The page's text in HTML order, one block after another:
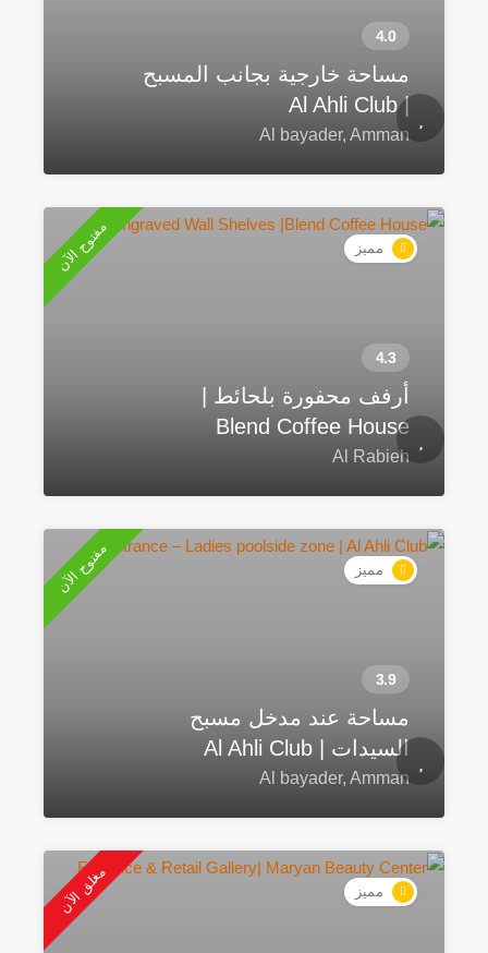
مساحة خارجية بجانب المسبح
| Al Ahli Club
Al bayader, Amman
مميز مفتوح الآن
أرفف محفورة بلحائط |
Blend Coffee House
Al Rabieh
مميز مفتوح الآن
مساحة عند مدخل مسبح
السيدات | Al Ahli Club
Al bayader, Amman
مميز مغلق الآن